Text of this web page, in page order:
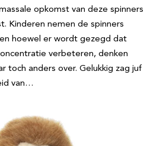
opkomst van deze spinners
Kinderen nemen de spinners
hoewel er wordt gezegd dat
verbeteren, denken
toch anders over. Gelukkig zag juf
van…